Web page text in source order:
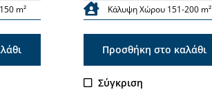
m²
Κάλυψη Χώρου 151-200 m²
Προσθήκη στο καλάθι
Σύγκριση